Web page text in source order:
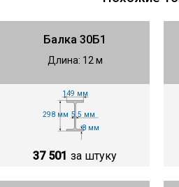
Балка 30Б1
Длина: 12 м
298 мм
149 мм
5.5 мм
8 мм
37 501 за штуку